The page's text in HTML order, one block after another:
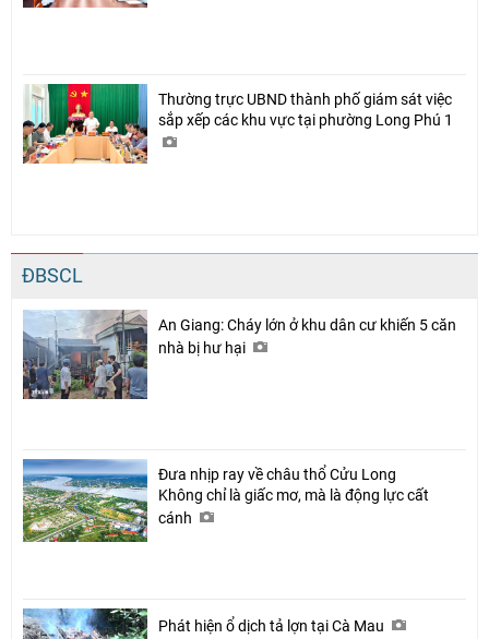
Thường trực UBND thành phố giám sát việc
sắp xếp các khu vực tại phường Long Phú 1
ĐBSCL
An Giang: Cháy lớn ở khu dân cư khiến 5 căn
nhà bị hư hại
Đưa nhịp ray về châu thổ Cửu Long
Không chỉ là giấc mơ, mà là động lực cất
cánh
Phát hiện ổ dịch tả lợn tại Cà Mau